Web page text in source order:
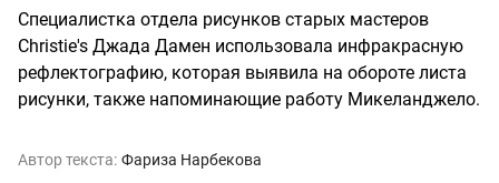
Специалистка отдела рисунков старых мастеров
Christie's Джада Дамен использовала инфракрасную
рефлектографию, которая выявила на обороте листа
рисунки, также напоминающие работу Микеланджело.
Автор текста: Фариза Нарбекова